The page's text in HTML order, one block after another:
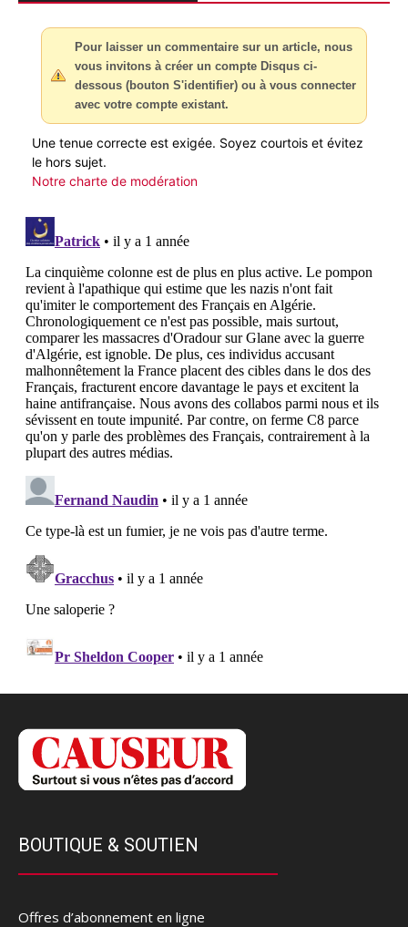
Pour laisser un commentaire sur un article, nous
vous invitons à créer un compte Disqus ci-
dessous (bouton S'identifier) ou à vous connecter
avec votre compte existant.
Une tenue correcte est exigée. Soyez courtois et évitez
le hors sujet.
Notre charte de modération
BOUTIQUE & SOUTIEN
Offres d’abonnement en ligne